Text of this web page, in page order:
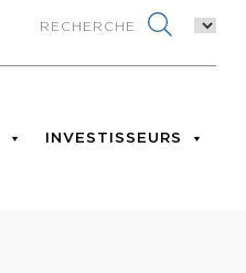
INVESTISSEURS